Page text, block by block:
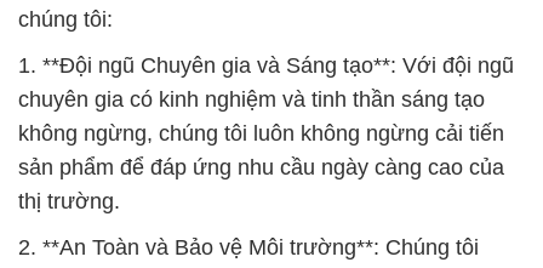
chúng tôi:
1. **Đội ngũ Chuyên gia và Sáng tạo**: Với đội ngũ
chuyên gia có kinh nghiệm và tinh thần sáng tạo
không ngừng, chúng tôi luôn không ngừng cải tiến
sản phẩm để đáp ứng nhu cầu ngày càng cao của
thị trường.
2. **An Toàn và Bảo vệ Môi trường**: Chúng tôi